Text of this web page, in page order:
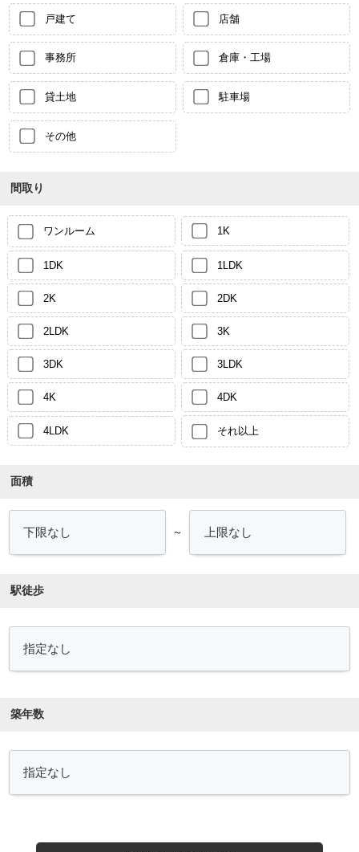
戸建て 店舗
事務所 倉庫・工場
貸土地 駐車場
その他
間取り
ワンルーム 1K
1DK 1LDK
2K 2DK
2LDK 3K
3DK 3LDK
4K 4DK
4LDK それ以上
面積
～
駅徒歩
築年数